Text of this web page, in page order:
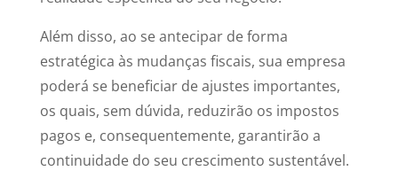
Além disso, ao se antecipar de forma
estratégica às mudanças fiscais, sua empresa
poderá se beneficiar de ajustes importantes,
os quais, sem dúvida, reduzirão os impostos
pagos e, consequentemente, garantirão a
continuidade do seu crescimento sustentável.